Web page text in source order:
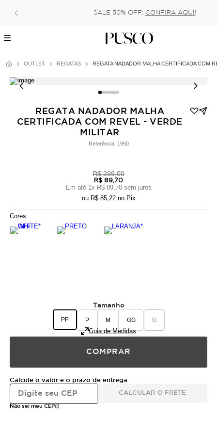
SALE 50% OFF: CONFIRA AQUI !
OUTLET REGATAS REGATA NADADOR MALHA CERTIFICADA COM
REGATA NADADOR MALHA
CERTIFICADA COM REVEL - VERDE
MILITAR
Referência: 1950
R$ 299,00
R$ 89,70
Em até 1x R$ 89,70sem juros
ou R$ 85,22no Pix
Cores
Tamanho
PP P M GG G
Guia de Medidas
COMPRAR
Calcule o valor e o prazo de entrega
CALCULAR O FRETE
Não sei meu CEP